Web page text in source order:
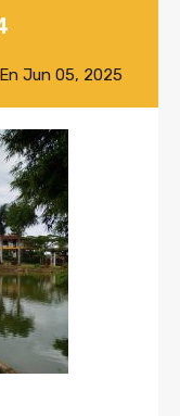
Jun 05, 2025